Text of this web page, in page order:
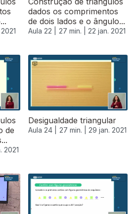
dados os comprimentos
de dois lados e o ângulo...
Aula 22 | 27 min. | 22 jan. 2021
de
2021
Desigualdade triangular
Aula 24 | 27 min. | 29 jan. 2021